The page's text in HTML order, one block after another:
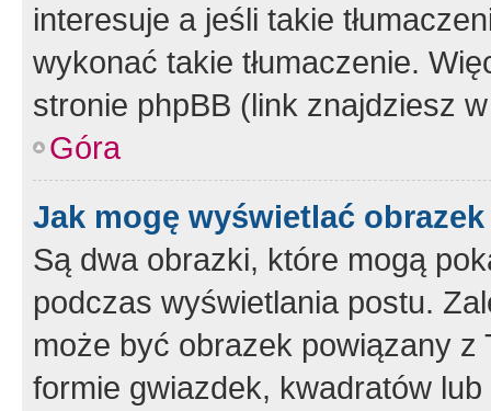
interesuje a jeśli takie
wykonać takie tłumaczenie.
stronie phpBB (link znajdziesz
Góra
Jak mogę wyświetlać
Są dwa obrazki, które mogą
podczas wyświetlania postu.
może być obrazek powiązany z
formie gwiazdek, kwadratów